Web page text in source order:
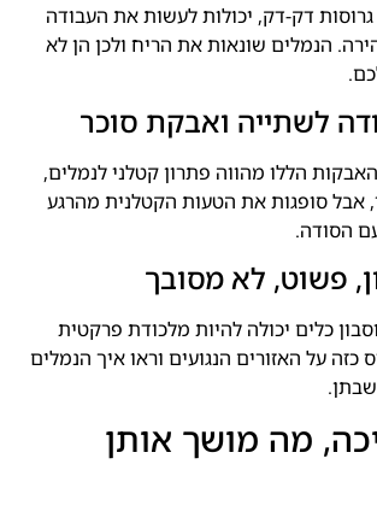
דק-דק, יכולות לעשות את העבודה
הנמלים שונאות את הריח ולכן הן לא
הללו מהווה פתרון קטלני לנמלים,
אבל סופגות את הטעות הקטלנית מהרגע
הסודה.
כלים יכולה להיות מלכודת פרקטית
כזה על האזורים הנגועים וראו איך הנמלים
מה מושך אותן